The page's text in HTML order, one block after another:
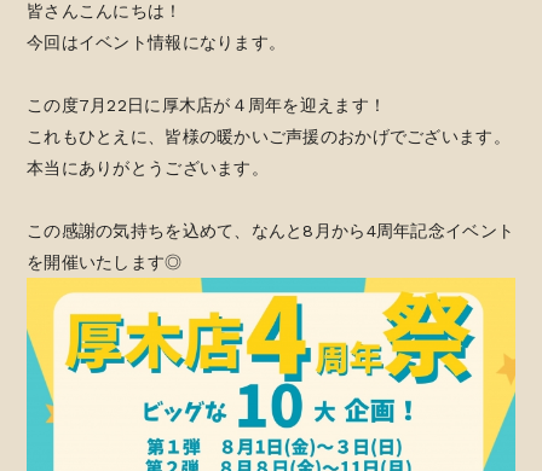
皆さんこんにちは！
今回はイベント情報になります。
この度7月22日に厚木店が４周年を迎えます！
これもひとえに、皆様の暖かいご声援のおかげでございます。
本当にありがとうございます。
この感謝の気持ちを込めて、なんと8月から4周年記念イベント
を開催いたします◎